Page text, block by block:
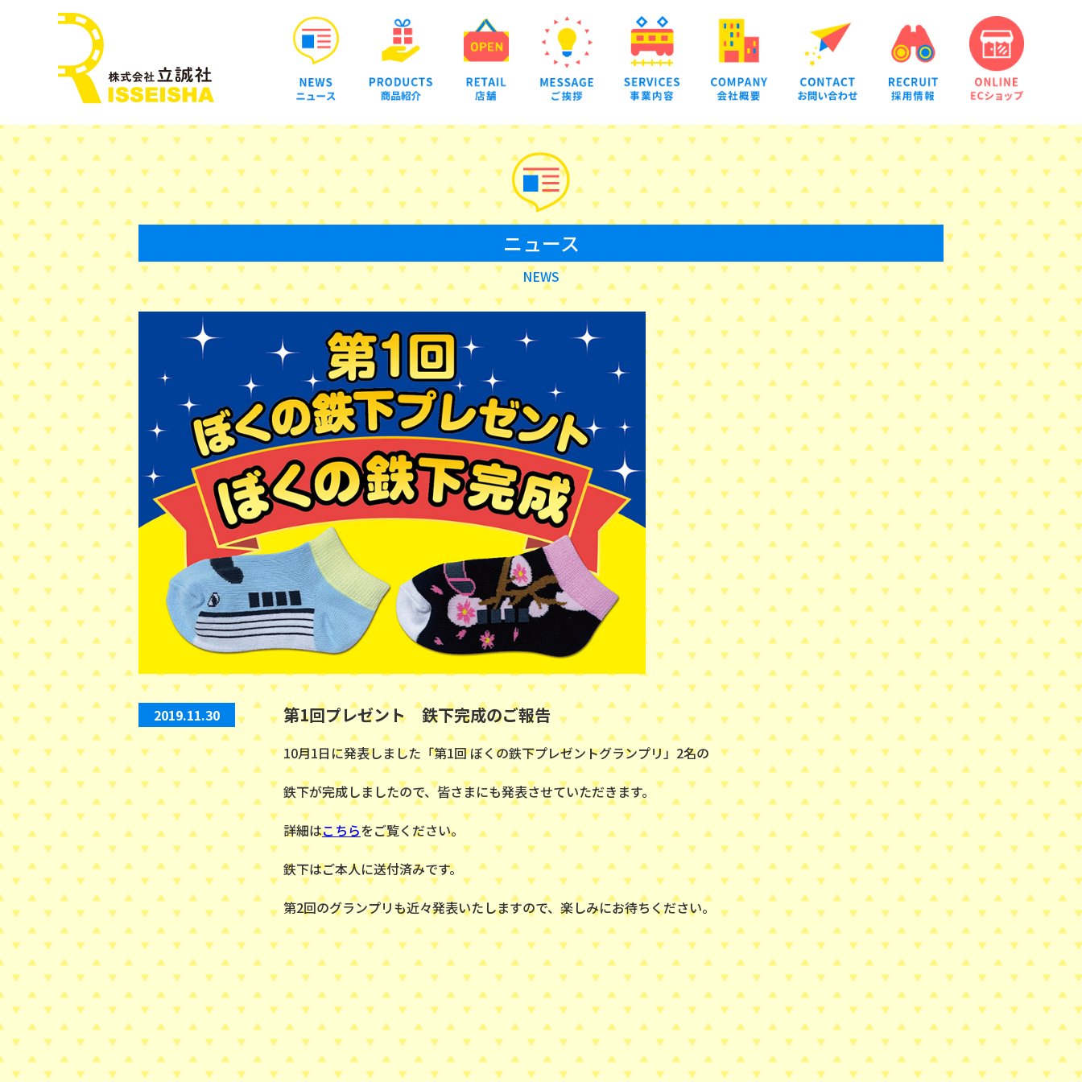
ニュース
NEWS
2019.11.30 第1回プレゼント 鉄下完成のご報告
10月1日に発表しました「第1回 ぼくの鉄下プレゼントグランプリ」2名の
鉄下が完成しましたので、皆さまにも発表させていただきます。
詳細はこちらをご覧ください。
鉄下はご本人に送付済みです。
第2回のグランプリも近々発表いたしますので、楽しみにお待ちください。